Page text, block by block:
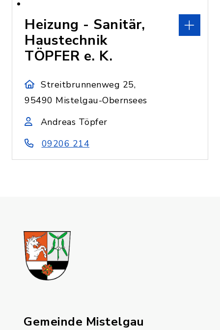
Heizung - Sanitär,
Haustechnik
TÖPFER e. K.
Streitbrunnenweg 25,
95490 Mistelgau-Obernsees
Andreas Töpfer
09206 214
Gemeinde Mistelgau